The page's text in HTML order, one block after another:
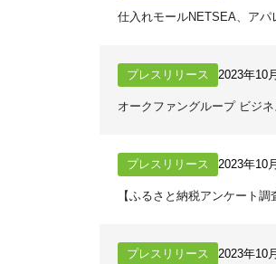
仕入れモールNETSEA、ア
プレスリリース 2023年10
オークファングループ ビジ
プレスリリース 2023年10
【ふるさと納税アンケート
プレスリリース 2023年10